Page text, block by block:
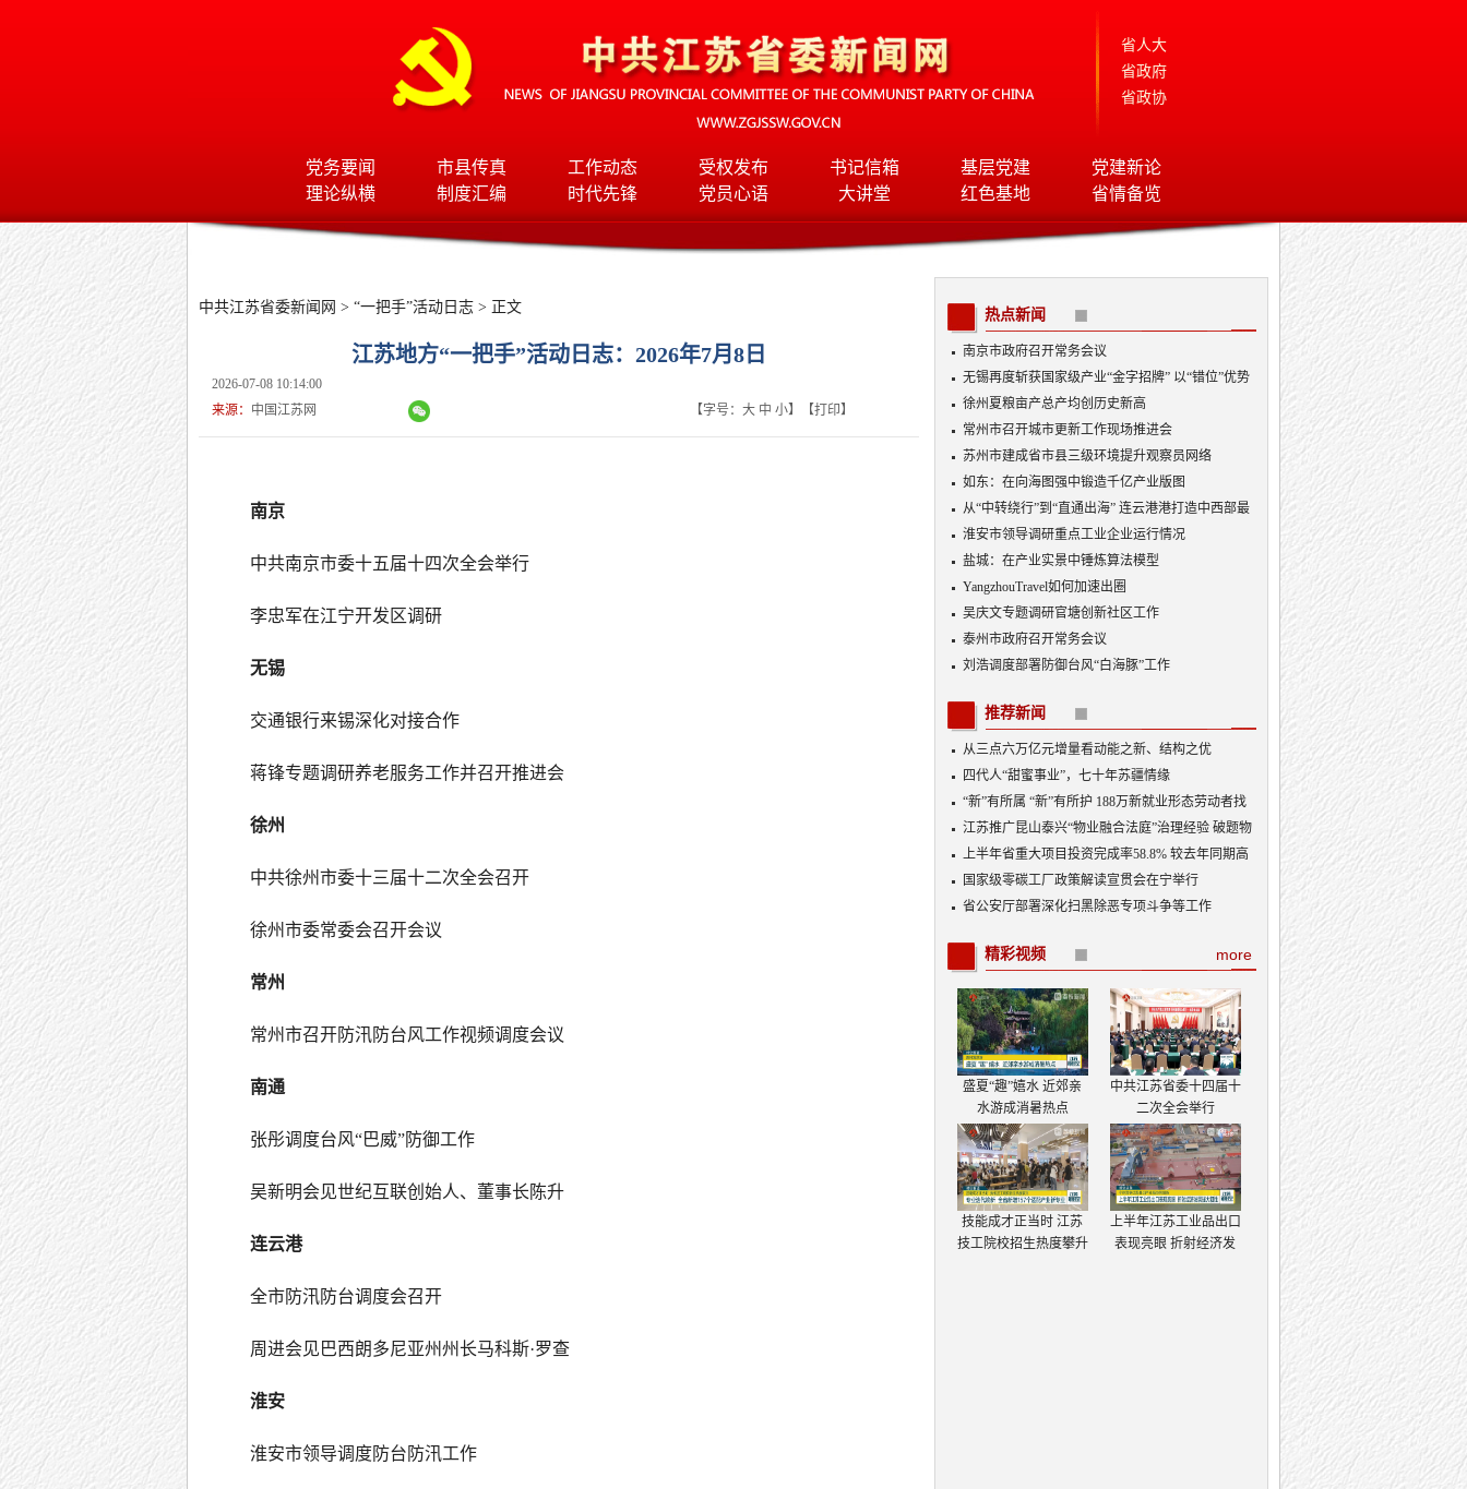
省人大
省政府
省政协
党务要闻 市县传真 工作动态 受权发布 书记信箱 基层党建
党建新论
理论纵横
制度汇编 时代先锋 党员心语 大讲堂 红色基地 省情备览
中共江苏省委新闻网 > “一把手”活动日志 > 正文
江苏地方“一把手”活动日志：2026年7月8日
2026-07-08 10:14:00
来源： 中国江苏网 【字号： 大 中 小】【打印】
南京
中共南京市委十五届十四次全会举行
李忠军在江宁开发区调研
无锡
交通银行来锡深化对接合作
蒋锋专题调研养老服务工作并召开推进会
徐州
中共徐州市委十三届十二次全会召开
徐州市委常委会召开会议
常州
常州市召开防汛防台风工作视频调度会议
南通
张彤调度台风“巴威”防御工作
吴新明会见世纪互联创始人、董事长陈升
连云港
全市防汛防台调度会召开
周进会见巴西朗多尼亚州州长马科斯·罗查
淮安
淮安市领导调度防台防汛工作
热点新闻
南京市政府召开常务会议
无锡再度斩获国家级产业“金字招牌” 以“错位”优势
入局AI顶层赛道
徐州夏粮亩产总产均创历史新高
常州市召开城市更新工作现场推进会
苏州市建成省市县三级环境提升观察员网络
如东：在向海图强中锻造千亿产业版图
从“中转绕行”到“直通出海” 连云港港打造中西部最
优出海口
淮安市领导调研重点工业企业运行情况
盐城：在产业实景中锤炼算法模型
YangzhouTravel如何加速出圈
吴庆文专题调研官塘创新社区工作
泰州市政府召开常务会议
刘浩调度部署防御台风“白海豚”工作
推荐新闻
从三点六万亿元增量看动能之新、结构之优
四代人“甜蜜事业”，七十年苏疆情缘
“新”有所属 “新”有所护 188万新就业形态劳动者找
到“娘家”
江苏推广昆山泰兴“物业融合法庭”治理经验 破题物
业治理“老大难”
上半年省重大项目投资完成率58.8% 较去年同期高
出3.5个百分点
国家级零碳工厂政策解读宣贯会在宁举行
省公安厅部署深化扫黑除恶专项斗争等工作
more
精彩视频
盛夏“趣”嬉水 近郊亲
水游成消暑热点
中共江苏省委十四届十
二次全会举行
技能成才正当时 江苏
技工院校招生热度攀升
上半年江苏工业品出口
表现亮眼 折射经济发